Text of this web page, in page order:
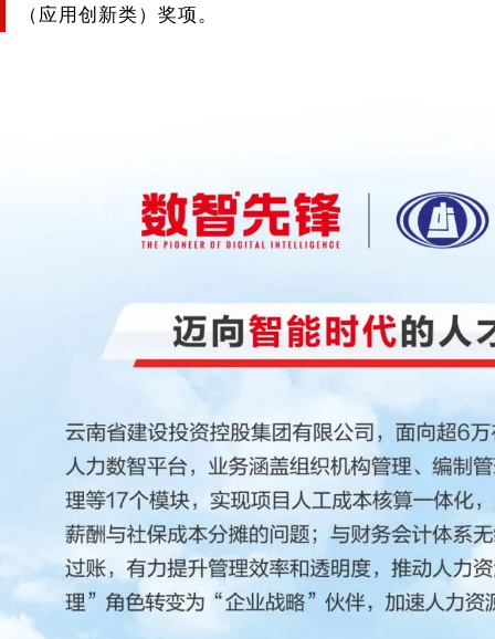
（应用创新类）奖项。